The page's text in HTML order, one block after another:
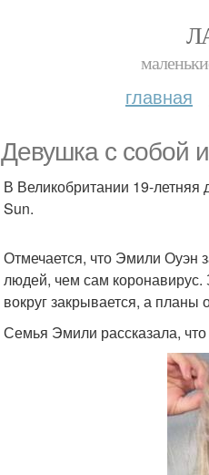
главная
Девушка с собой
В Великобритании 19-летняя
Sun.
Отмечается, что Эмили Оуэн
людей, чем сам коронавирус.
вокруг закрывается, а планы
Семья Эмили рассказала,